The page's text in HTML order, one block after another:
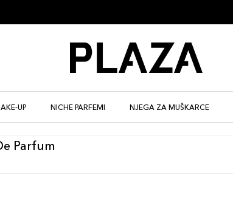
UP NICHE PARFEMI NJEGA ZA MUŠKARCE
Parfum